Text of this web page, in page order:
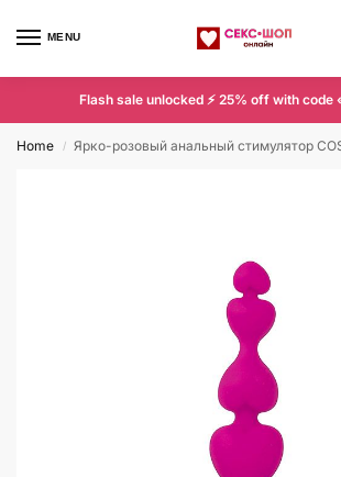
MENU
Flash sale unlocked ⚡ 25% off with code
Home / Ярко-розовый анальный стимулятор